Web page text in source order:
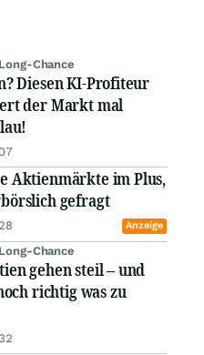
Chance
Diesen KI-Profiteur
der Markt mal
Aktienmärkte im Plus,
gefragt
Anzeige
Chance
gehen steil – und
richtig was zu